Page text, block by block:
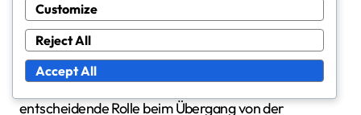
Die Beteiligung des Torwarts an
Kontern
Während Kontern spielen Torhüter eine
entscheidende Rolle beim Übergang von der
Customize
Reject All
Accept All